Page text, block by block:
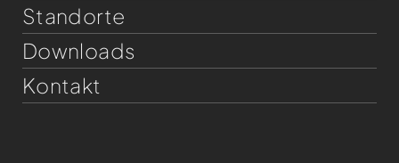
Standorte
Downloads
Kontakt